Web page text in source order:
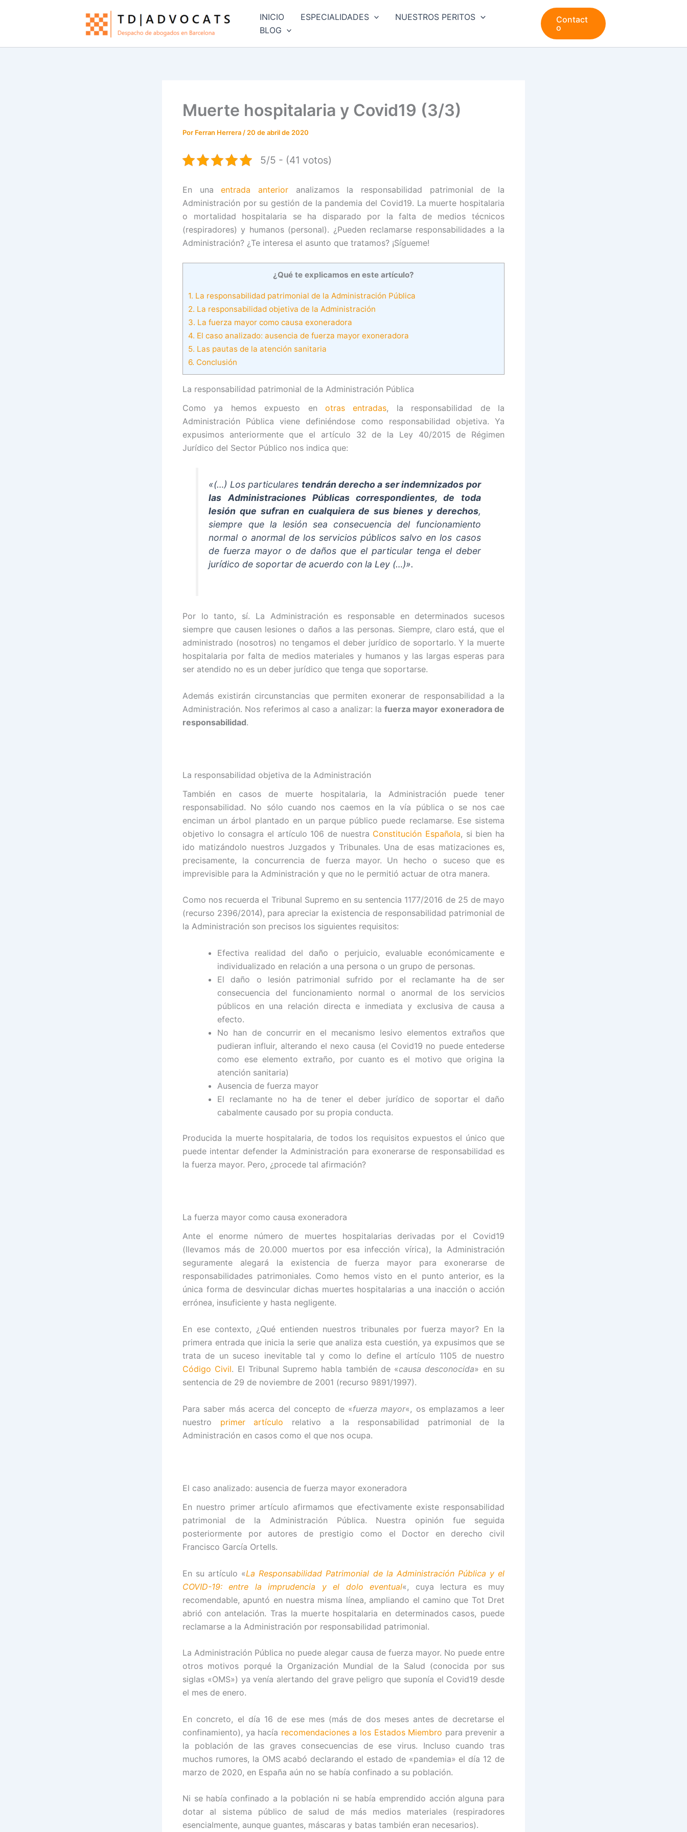
INICIO ESPECIALIDADES
NUESTROS PERITOS
BLOG
Contact
o
Muerte hospitalaria y Covid19 (3/3)
Por Ferran Herrera / 20 de abril de 2020
5/5 - (41 votos)
En unaentrada anterior analizamos la responsabilidad patrimonial de la
Administración por su gestión de la pandemia del Covid19. La muerte hospitalaria
o mortalidad hospitalaria se ha disparado por la falta de medios técnicos
(respiradores) y humanos (personal). ¿Pueden reclamarse responsabilidades a la
Administración? ¿Te interesa el asunto que tratamos? ¡Sígueme!
¿Qué te explicamos en este artículo?
1. La responsabilidad patrimonial de la Administración Pública
2. La responsabilidad objetiva de la Administración
3. La fuerza mayor como causa exoneradora
4. El caso analizado: ausencia de fuerza mayor exoneradora
5. Las pautas de la atención sanitaria
6. Conclusión
La responsabilidad patrimonial de la Administración Pública
Como ya hemos expuesto en otras entradas, la responsabilidad de la
Administración Pública viene definiéndose como responsabilidad objetiva. Ya
expusimos anteriormente que el artículo 32 de la Ley 40/2015 de Régimen
Jurídico del Sector Público nos indica que:
«(…) Los particulares tendrán derecho a ser indemnizados por
las Administraciones Públicas correspondientes, de toda
lesión que sufran en cualquiera de sus bienes y derechos,
siempre que la lesión sea consecuencia del funcionamiento
normal o anormal de los servicios públicos salvo en los casos
de fuerza mayor o de daños que el particular tenga el deber
jurídico de soportar de acuerdo con la Ley (…)».
Por lo tanto, sí. La Administración es responsable en determinados sucesos
siempre que causen lesiones o daños a las personas. Siempre, claro está, que el
administrado (nosotros) no tengamos el deber jurídico de soportarlo. Y la muerte
hospitalaria por falta de medios materiales y humanos y las largas esperas para
ser atendido no es un deber jurídico que tenga que soportarse.
Además existirán circunstancias que permiten exonerar de responsabilidad a la
Administración. Nos referimos al caso a analizar: lafuerza mayor exoneradora de
responsabilidad.
La responsabilidad objetiva de la Administración
También en casos de muerte hospitalaria, la Administración puede tener
responsabilidad. No sólo cuando nos caemos en la vía pública o se nos cae
enciman un árbol plantado en un parque público puede reclamarse. Ese sistema
objetivo lo consagra el artículo 106 de nuestra Constitución Española, si bien ha
ido matizándolo nuestros Juzgados y Tribunales. Una de esas matizaciones es,
precisamente, la concurrencia de fuerza mayor. Un hecho o suceso que es
imprevisible para la Administración y que no le permitió actuar de otra manera.
Como nos recuerda el Tribunal Supremo en su sentencia 1177/2016 de 25 de mayo
(recurso 2396/2014), para apreciar la existencia de responsabilidad patrimonial de
la Administración son precisos los siguientes requisitos:
Efectiva realidad del daño o perjuicio, evaluable económicamente e
individualizado en relación a una persona o un grupo de personas.
El daño o lesión patrimonial sufrido por el reclamante ha de ser
consecuencia del funcionamiento normal o anormal de los servicios
públicos en una relación directa e inmediata y exclusiva de causa a
efecto.
No han de concurrir en el mecanismo lesivo elementos extraños que
pudieran influir, alterando el nexo causa (el Covid19 no puede entederse
como ese elemento extraño, por cuanto es el motivo que origina la
atención sanitaria)
Ausencia de fuerza mayor
El reclamante no ha de tener el deber jurídico de soportar el daño
cabalmente causado por su propia conducta.
Producida la muerte hospitalaria, de todos los requisitos expuestos el único que
puede intentar defender la Administración para exonerarse de responsabilidad es
la fuerza mayor. Pero, ¿procede tal afirmación?
La fuerza mayor como causa exoneradora
Ante el enorme número de muertes hospitalarias derivadas por el Covid19
(llevamos más de 20.000 muertos por esa infección vírica), la Administración
seguramente alegará la existencia de fuerza mayor para exonerarse de
responsabilidades patrimoniales. Como hemos visto en el punto anterior, es la
única forma de desvincular dichas muertes hospitalarias a una inacción o acción
errónea, insuficiente y hasta negligente.
En ese contexto, ¿Qué entienden nuestros tribunales por fuerza mayor? En la
primera entrada que inicia la serie que analiza esta cuestión, ya expusimos que se
trata de un suceso inevitable tal y como lo define el artículo 1105 de nuestro
Código Civil. El Tribunal Supremo habla también de «causa desconocida» en su
sentencia de 29 de noviembre de 2001 (recurso 9891/1997).
Para saber más acerca del concepto de «fuerza mayor«, os emplazamos a leer
nuestro primer artículo relativo a la responsabilidad patrimonial de la
Administración en casos como el que nos ocupa.
El caso analizado: ausencia de fuerza mayor exoneradora
En nuestro primer artículo afirmamos que efectivamente existe responsabilidad
patrimonial de la Administración Pública. Nuestra opinión fue seguida
posteriormente por autores de prestigio como el Doctor en derecho civil
Francisco García Ortells.
En su artículo «La Responsabilidad Patrimonial de la Administración Pública y el
COVID-19: entre la imprudencia y el dolo eventual«, cuya lectura es muy
recomendable, apuntó en nuestra misma línea, ampliando el camino que Tot Dret
abrió con antelación. Tras la muerte hospitalaria en determinados casos, puede
reclamarse a la Administración por responsabilidad patrimonial.
La Administración Pública no puede alegar causa de fuerza mayor. No puede entre
otros motivos porqué la Organización Mundial de la Salud (conocida por sus
siglas «OMS») ya venía alertando del grave peligro que suponía el Covid19 desde
el mes de enero.
En concreto, el día 16 de ese mes (más de dos meses antes de decretarse el
confinamiento), ya hacía recomendaciones a los Estados Miembro para prevenir a
la población de las graves consecuencias de ese virus. Incluso cuando tras
muchos rumores, la OMS acabó declarando el estado de «pandemia» el día 12 de
marzo de 2020, en España aún no se había confinado a su población.
Ni se había confinado a la población ni se había emprendido acción alguna para
dotar al sistema público de salud de más medios materiales (respiradores
esencialmente, aunque guantes, máscaras y batas también eran necesarios).